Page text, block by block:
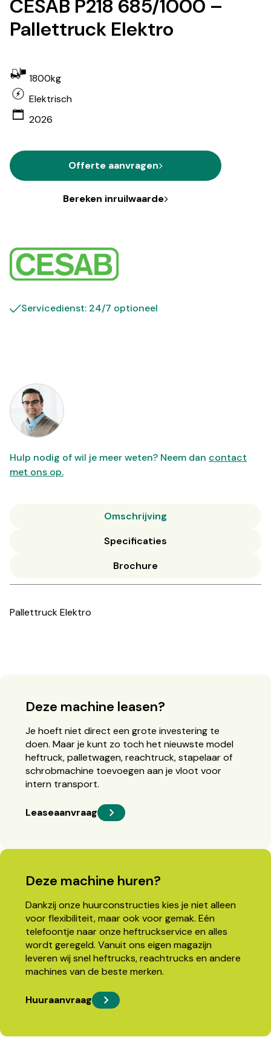
CESAB P218 685/1000 –
Pallettruck Elektro
1800kg
Elektrisch
2026
Offerte aanvragen
Bereken inruilwaarde
Servicedienst: 24/7 optioneel
Hulp nodig of wil je meer weten? Neem dan contact
met ons op.
Omschrijving
Specificaties
Brochure
Pallettruck Elektro
Deze machine leasen?
Je hoeft niet direct een grote investering te
doen. Maar je kunt zo toch het nieuwste model
heftruck, palletwagen, reachtruck, stapelaar of
schrobmachine toevoegen aan je vloot voor
intern transport.
Leaseaanvraag
Deze machine huren?
Dankzij onze huurconstructies kies je niet alleen
voor flexibiliteit, maar ook voor gemak. Eén
telefoontje naar onze heftruckservice en alles
wordt geregeld. Vanuit ons eigen magazijn
leveren wij snel heftrucks, reachtrucks en andere
machines van de beste merken.
Huuraanvraag